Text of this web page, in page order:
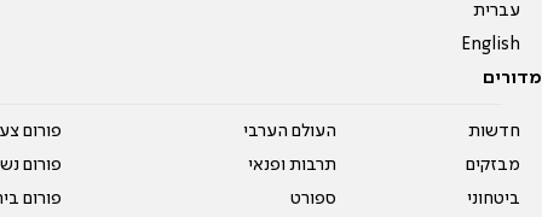
עברית
English
מדורים
חדשות
מבזקים
ביטחוני
העולם הערבי
תרבות ופנאי
ספורט
פורום
פורום
פורום